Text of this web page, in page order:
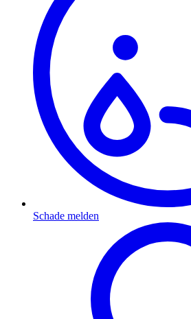
Schade melden